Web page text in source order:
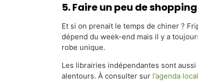
5. Faire un peu de
Et si on prenait le temps de chiner ?
dépend du week-end mais il y a
robe unique.
Les librairies indépendantes sont
alentours. À consulter sur l’agenda local